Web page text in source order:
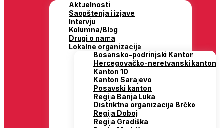
Aktuelnosti
Saopštenja i izjave
Intervju
Kolumna/Blog
Drugi o nama
Lokalne organizacije
Bosansko-podrinjski Kanton
Hercegovačko-neretvanski kanton
Kanton 10
Kanton Sarajevo
Posavski kanton
Regija Banja Luka
Distriktna organizacija Brčko
Regija Doboj
Regija Gradiška